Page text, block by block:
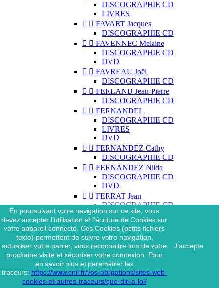
DISCOGRAPHIE CD
LIVRES
  FAVART Jacques
DISCOGRAPHIE CD
  FAVENNEC Melaine
DISCOGRAPHIE CD
DVD
  FAVREAU Joël
DISCOGRAPHIE CD
  FERLAND Jean-Pierre
DISCOGRAPHIE CD
  FERNANDEL
DISCOGRAPHIE CD
LIVRES
DVD
  FERNANDEZ Cathy
DISCOGRAPHIE CD
  FERNANDEZ Nilda
DISCOGRAPHIE CD
DVD
  FERRAT Jean
DISCOGRAPHIE CD
DISCOGRAPHIE 45 TOURS
DISCOGRAPHIE 33 TOURS
DVD
MAGAZINE
  FERRAT Jean & SES
INTERPRÈTES
DISCOGRAPHIE CD
  FERRÉ Léo
En poursuivant votre navigation sur ce site, vous
devez accepter l’utilisation et l'écriture de Cookies sur
votre appareil connecté. Ces Cookies (petits fichiers
texte) permettent de suivre votre navigation,
actualiser votre panier, vous reconnaitre lors de votre
prochaine visite et sécuriser votre connexion. Pour
en savoir plus et paramétrer les
traceurs: https://www.cnil.fr/vos-obligations/sites-web-
cookies-et-autres-traceurs/que-dit-la-loi/
J'accepte